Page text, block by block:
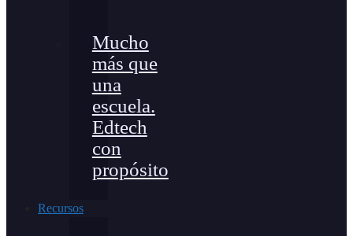
Mucho
más que
una
escuela.
Edtech
con
propósito
Recursos